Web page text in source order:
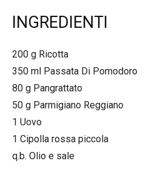
INGREDIENTI
200 g Ricotta
350 ml Passata Di Pomodoro
80 g Pangrattato
50 g Parmigiano Reggiano
1 Uovo
1 Cipolla rossa piccola
q.b. Olio e sale